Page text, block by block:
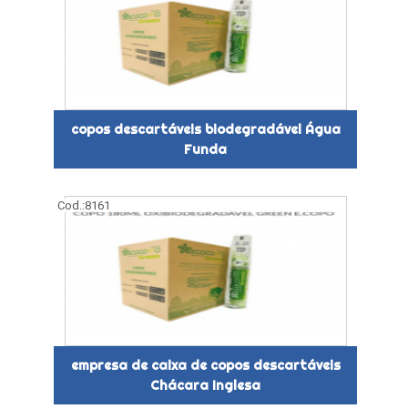
copos descartáveis biodegradável Água
Funda
Cod.:8161
empresa de caixa de copos descartáveis
Chácara Inglesa